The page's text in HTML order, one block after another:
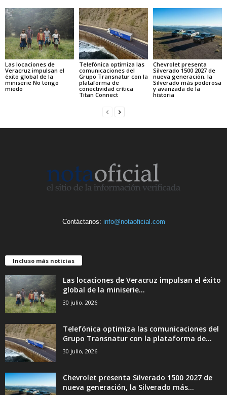
Las locaciones de
Veracruz impulsan el
éxito global de la
miniserie No tengo
miedo
Telefónica optimiza las
comunicaciones del
Grupo Transnatur con la
plataforma de
conectividad crítica
Titan Connect
Chevrolet presenta
Silverado 1500 2027 de
nueva generación, la
Silverado más poderosa
y avanzada de la
historia
Contáctanos: info@notaoficial.com
Incluso más noticias
Las locaciones de Veracruz impulsan el éxito
global de la miniserie...
30 julio, 2026
Telefónica optimiza las comunicaciones del
Grupo Transnatur con la plataforma de...
30 julio, 2026
Chevrolet presenta Silverado 1500 2027 de
nueva generación, la Silverado más...